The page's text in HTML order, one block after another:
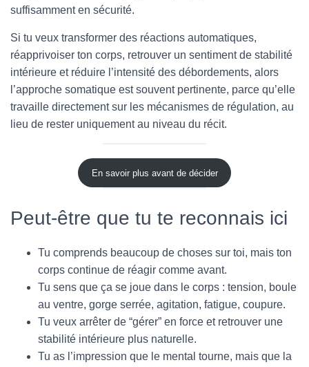
suffisamment en sécurité.
Si tu veux transformer des réactions automatiques,
réapprivoiser ton corps, retrouver un sentiment de stabilité
intérieure et réduire l’intensité des débordements, alors
l’approche somatique est souvent pertinente, parce qu’elle
travaille directement sur les mécanismes de régulation, au
lieu de rester uniquement au niveau du récit.
En savoir plus avant de décider
Peut-être que tu te reconnais ici
Tu comprends beaucoup de choses sur toi, mais ton
corps continue de réagir comme avant.
Tu sens que ça se joue dans le corps : tension, boule
au ventre, gorge serrée, agitation, fatigue, coupure.
Tu veux arrêter de “gérer” en force et retrouver une
stabilité intérieure plus naturelle.
Tu as l’impression que le mental tourne, mais que la